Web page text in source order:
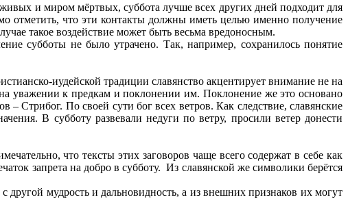
и миром мёртвых, суббота лучше всех других дней подходит для
отметить, что эти контакты должны иметь целью именно получение
такое воздействие может быть весьма вредоносным.
субботы не было утрачено. Так, например, сохранилось понятие
иудейской традиции славянство акцентирует внимание не на
уважении к предкам и поклонении им. Поклонение же это основано
Стрибог. По своей сути бог всех ветров. Как следствие, славянские
В субботу развевали недуги по ветру, просили ветер донести
что тексты этих заговоров чаще всего содержат в себе как
запрета на добро в субботу. Из славянской же символики берётся
мудрость и дальновидность, а из внешних признаков их могут